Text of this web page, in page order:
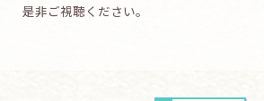
是非ご視聴ください。